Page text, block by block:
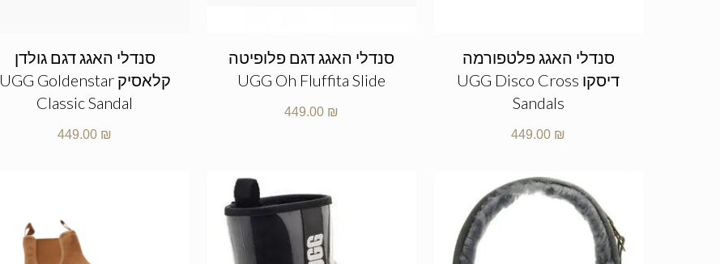
סנדלי האגג פלטפורמה
דיסקו UGG Disco Cross
Sandals
449.00 ₪
סנדלי האגג דגם פלופיטה
UGG Oh Fluffita Slide
449.00 ₪
סנדלי האגג דגם גולדן
קלאסיק UGG Goldenstar
Classic Sandal
449.00 ₪